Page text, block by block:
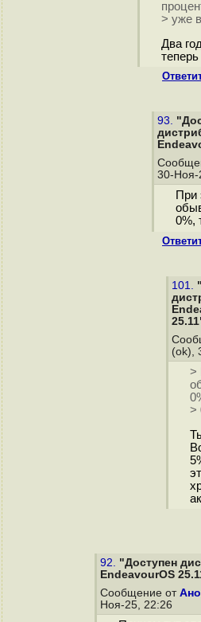
> уже
Два
93.
30-Ноя-
При
0%,
101.
(ok),
>
>
92. "Доступен
EndeavourOS
Сообщение от
Ноя-25, 22:26